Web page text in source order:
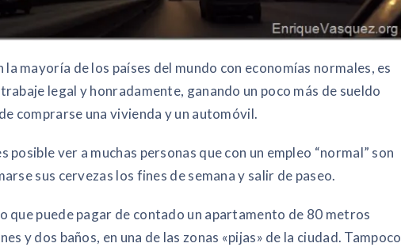
mayoría de los países del mundo con economías normales, es
legal y honradamente, ganando un poco más de sueldo
comprarse una vivienda y un automóvil.
posible ver a muchas personas que con un empleo “normal” son
sus cervezas los fines de semana y salir de paseo.
que puede pagar de contado un apartamento de 80 metros
y dos baños, en una de las zonas «pijas» de la ciudad. Tampoco